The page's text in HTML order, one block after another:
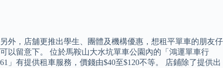
另外，店舖更推出學生、團體及機構優惠，想租平單車的朋友仔
可以留意下。 位於馬鞍山大水坑單車公園內的「鴻運單車行
61」有提供租車服務，價錢由$40至$120不等。 店鋪除了提供出